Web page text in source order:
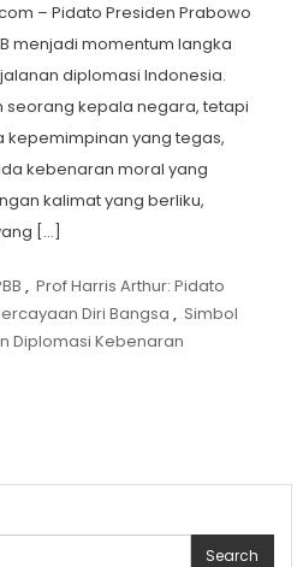
– Pidato Presiden Prabowo
menjadi momentum langka
diplomasi Indonesia.
seorang kepala negara, tetapi
yang tegas,
kebenaran moral yang
kalimat yang berliku,
[…]
, Prof Harris Arthur: Pidato
Diri Bangsa , Simbol
Diplomasi Kebenaran
Search